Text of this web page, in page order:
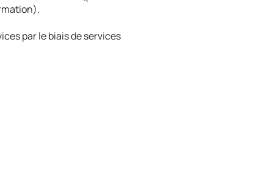
par le biais de services